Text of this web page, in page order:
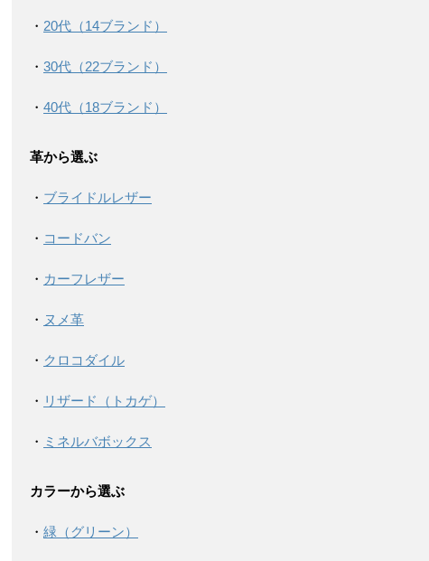
・ 20代（14ブランド）
・ 30代（22ブランド）
・ 40代（18ブランド）
革から選ぶ
・ ブライドルレザー
・ コードバン
・ カーフレザー
・ ヌメ革
・ クロコダイル
・ リザード（トカゲ）
・ ミネルバボックス
カラーから選ぶ
・ 緑（グリーン）